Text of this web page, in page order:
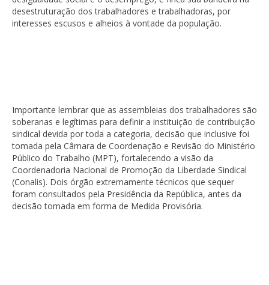
desestruturação dos trabalhadores e trabalhadoras, por
interesses escusos e alheios à vontade da população.
Importante lembrar que as assembleias dos trabalhadores são
soberanas e legítimas para definir a instituição de contribuição
sindical devida por toda a categoria, decisão que inclusive foi
tomada pela Câmara de Coordenação e Revisão do Ministério
Público do Trabalho (MPT), fortalecendo a visão da
Coordenadoria Nacional de Promoção da Liberdade Sindical
(Conalis). Dois órgão extremamente técnicos que sequer
foram consultados pela Presidência da República, antes da
decisão tomada em forma de Medida Provisória.